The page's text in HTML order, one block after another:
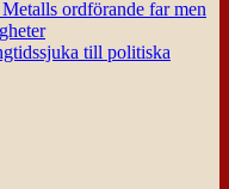
ordförande far men
till politiska